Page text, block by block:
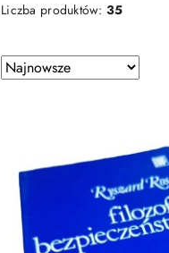
Liczba produktów:35
Zastosowano
sortowanie:
Sortuj
według